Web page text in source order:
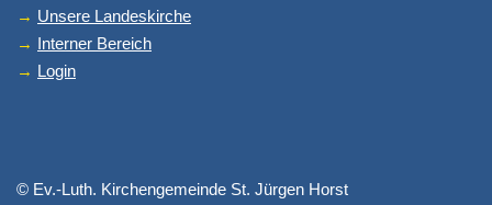
→ Unsere Landeskirche
→
Interner Bereich
→ Login
© Ev.-Luth. Kirchengemeinde St. Jürgen Horst